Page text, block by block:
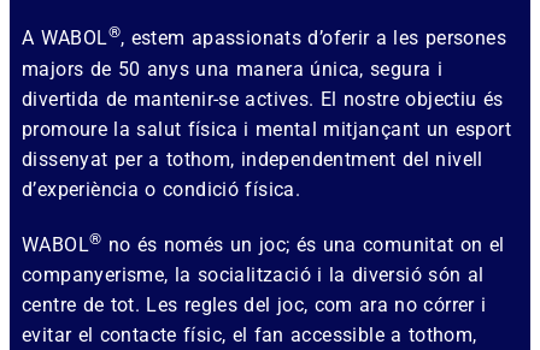
A WABOL®, estem apassionats d’oferir a les persones
majors de 50 anys una manera única, segura i
divertida de mantenir-se actives. El nostre objectiu és
promoure la salut física i mental mitjançant un esport
dissenyat per a tothom, independentment del nivell
d’experiència o condició física.
WABOL® no és només un joc; és una comunitat on el
companyerisme, la socialització i la diversió són al
centre de tot. Les regles del joc, com ara no córrer i
evitar el contacte físic, el fan accessible a tothom,